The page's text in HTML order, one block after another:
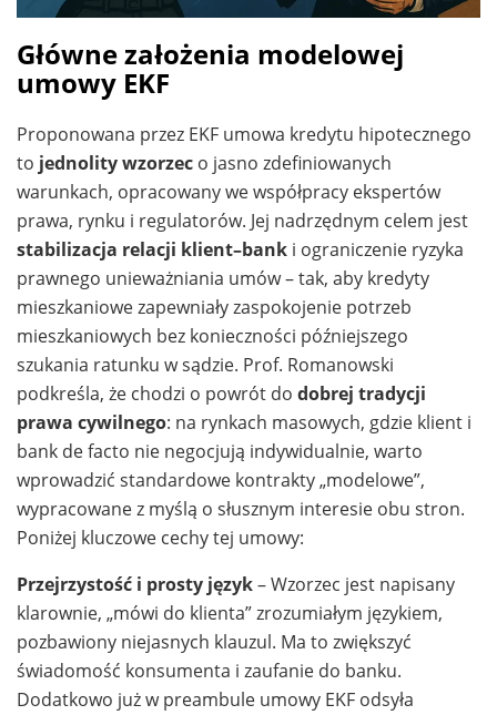
Główne założenia modelowej
umowy EKF
Proponowana przez EKF umowa kredytu hipotecznego
to jednolity wzorzec o jasno zdefiniowanych
warunkach, opracowany we współpracy ekspertów
prawa, rynku i regulatorów. Jej nadrzędnym celem jest
stabilizacja relacji klient–bank i ograniczenie ryzyka
prawnego unieważniania umów – tak, aby kredyty
mieszkaniowe zapewniały zaspokojenie potrzeb
mieszkaniowych bez konieczności późniejszego
szukania ratunku w sądzie. Prof. Romanowski
podkreśla, że chodzi o powrót do dobrej tradycji
prawa cywilnego: na rynkach masowych, gdzie klient i
bank de facto nie negocjują indywidualnie, warto
wprowadzić standardowe kontrakty „modelowe”,
wypracowane z myślą o słusznym interesie obu stron.
Poniżej kluczowe cechy tej umowy:
Przejrzystość i prosty język– Wzorzec jest napisany
klarownie, „mówi do klienta” zrozumiałym językiem,
pozbawiony niejasnych klauzul. Ma to zwiększyć
świadomość konsumenta i zaufanie do banku.
Dodatkowo już w preambule umowy EKF odsyła